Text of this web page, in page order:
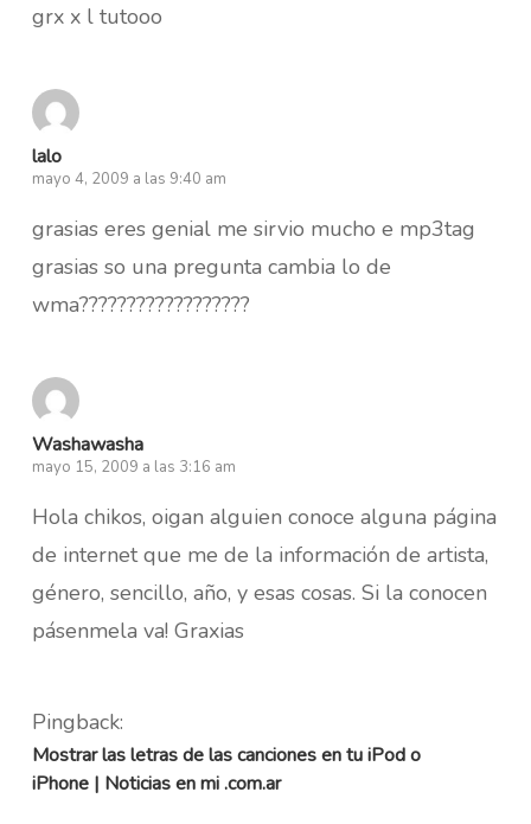
grx x l tutooo
lalo
mayo 4, 2009 a las 9:40 am
grasias eres genial me sirvio mucho e mp3tag
grasias so una pregunta cambia lo de
wma??????????????????
Washawasha
mayo 15, 2009 a las 3:16 am
Hola chikos, oigan alguien conoce alguna página
de internet que me de la información de artista,
género, sencillo, año, y esas cosas. Si la conocen
pásenmela va! Graxias
Pingback:
Mostrar las letras de las canciones en tu iPod o
iPhone | Noticias en mi .com.ar